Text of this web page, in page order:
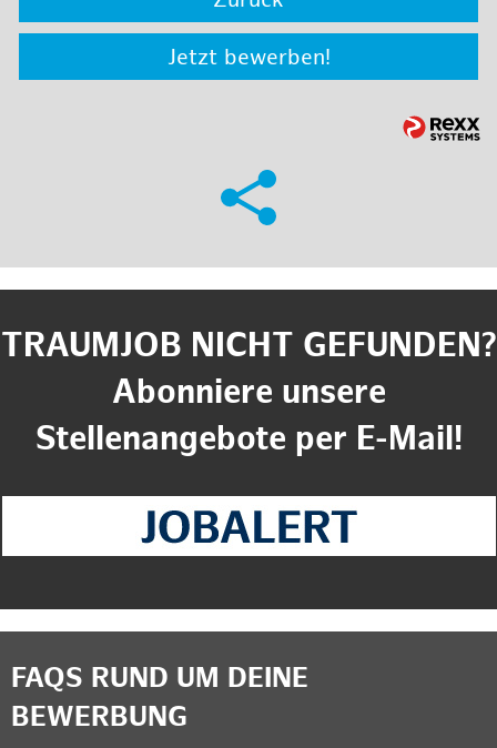
Jetzt bewerben!
TRAUMJOB NICHT GEFUNDEN?
Abonniere unsere
Stellenangebote per E-Mail!
FAQS RUND UM DEINE
BEWERBUNG